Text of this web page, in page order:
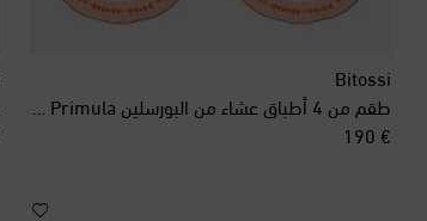
Bitossi
طقم من 4 أطباق عشاء من البورسلين Botanica Primula
€ 190
original price